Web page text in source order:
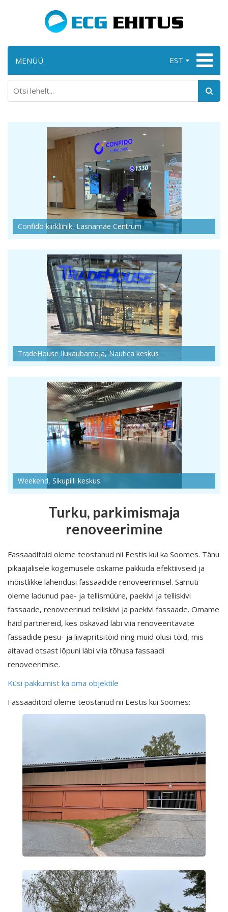
EST
MENÜÜ
Confido kiirkliinik, Lasnamäe Centrum
TradeHouse Ilukaubamaja, Nautica keskus
Weekend, Sikupilli keskus
Turku, parkimismaja
renoveerimine
Fassaaditöid oleme teostanud nii Eestis kui ka Soomes. Tänu
pikaajalisele kogemusele oskame pakkuda efektiivseid ja
mõistlikke lahendusi fassaadide renoveerimisel. Samuti
oleme ladunud pae- ja tellismüüre, paekivi ja telliskivi
fassaade, renoveerinud telliskivi ja paekivi fassaade. Omame
häid partnereid, kes oskavad läbi viia renoveeritavate
fassadide pesu- ja liivapritsitöid ning muid olusi töid, mis
aitavad otsast lõpuni läbi viia tõhusa fassaadi
renoveerimise.
Küsi pakkumist ka oma objektile
Fassaaditöid oleme teostanud nii Eestis kui Soomes: